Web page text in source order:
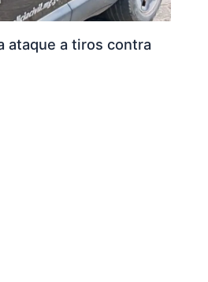
ataque a tiros contra